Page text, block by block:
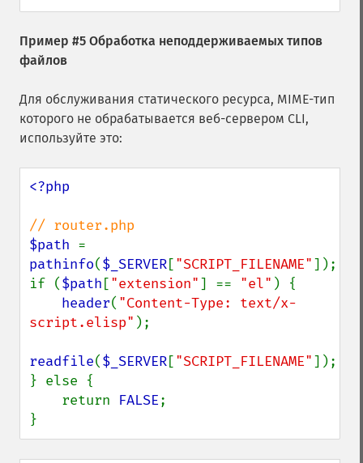
Пример #5 Обработка неподдерживаемых типов
файлов
Для обслуживания статического ресурса, MIME-тип
которого не обрабатывается веб-сервером CLI,
используйте это:
<?php
$path
pathinfo($_SERVER["SCRIPT_FILENAME"]);
if ($path ["extension"] == "el" ) {
header( "Content-Type: text/x-
script.elisp" );
readfile($_SERVER["SCRIPT_FILENAME"]);
} else {
    return
FALSE;
}